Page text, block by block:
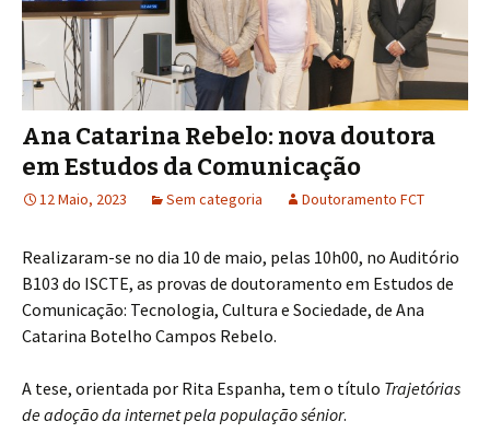
Ana Catarina Rebelo: nova doutora
em Estudos da Comunicação
12 Maio, 2023 Sem categoria Doutoramento FCT
Realizaram-se no dia 10 de maio, pelas 10h00, no Auditório
B103 do ISCTE, as provas de doutoramento em Estudos de
Comunicação: Tecnologia, Cultura e Sociedade, de Ana
Catarina Botelho Campos Rebelo.
A tese, orientada por Rita Espanha, tem o título Trajetórias
de adoção da internet pela população sénior.